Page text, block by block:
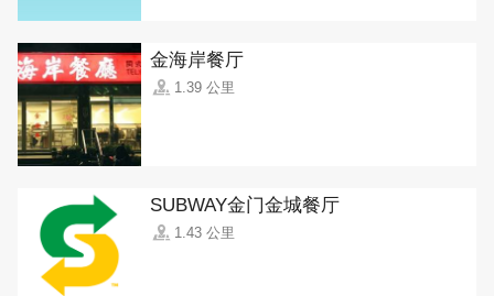
金海岸餐厅
1.39 公里
SUBWAY金门金城餐厅
1.43 公里